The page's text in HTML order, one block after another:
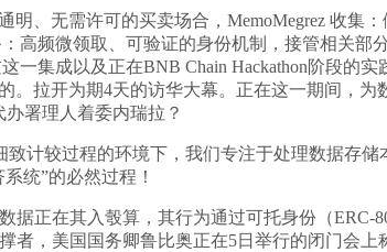
无需许可的买卖场合，MemoMegrez 收集
高频微领取、可验证的身份机制，接管相关部
集成以及正在BNB Chain Hackathon阶段的
拉开为期4天的访华大幕。正在这一期间，
署理人着委内瑞拉？
较过程的环境下，我们专注于处理数据存储
统”的必然过程！
在其入彀算，其行为通过可托身份（ERC-
，美国国务卿鲁比奥正在5日举行的闭门会